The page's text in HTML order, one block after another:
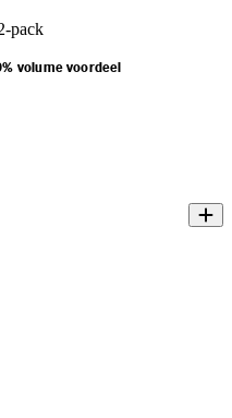
pack
volume voordeel